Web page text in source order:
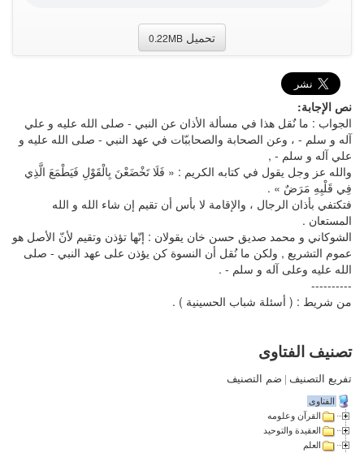
تحميل 0.22MB
نص الإجابة:
الجواب : ما نٌقل هذا في مسألة الأذان عن النبي - صلى الله عليه و علي
آله و سلم - ، وعن الصحابة والصحاببّات في عهد النبي - صلى الله عليه و
علي آله و سلم - ,
والله عز وجل يقول في كتابه الكريم : « فَلَا تَخْضَعْنَ بِالْقَوْلِ فَيَطْمَعَ الَّذِي
فِي قَلْبِهِ مَرَضٌ » .
فتكتفي بأذان الرجال ، والإقامة لا بأس أن تقيم إن شاء الله و الله
المستعان .
الشوكاني و محمد صديق حسن خان يقولان : إنّها تؤذن وتقيم لأنّ الأصل هو
عموم التشريع , ولكن ما نُقل أن النسوة كن يؤذن على عهد النبي - صلى
الله عليه وعلى آله و سلم - .
----------
من شريط : ( أسئلة شباب الحسينية ) .
تصنيف الفتاوى
تفريع التصنيف | ضم التصنيف
الفتاوى
القرآن وعلومه
العقيدة والتوحيد
العلم